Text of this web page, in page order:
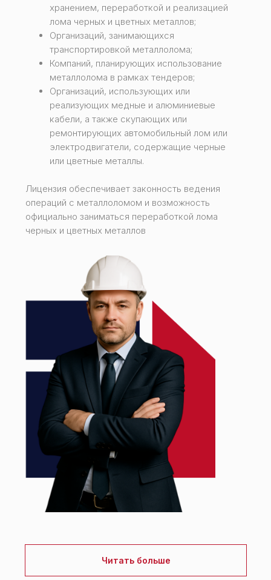
Читать больше
хранением, переработкой и реализацией
лома черных и цветных металлов;
Организаций, занимающихся
транспортировкой металлолома;
Компаний, планирующих использование
металлолома в рамках тендеров;
Организаций, использующих или
реализующих медные и алюминиевые
кабели, а также скупающих или
ремонтирующих автомобильный лом или
электродвигатели, содержащие черные
или цветные металлы.
Лицензия обеспечивает законность ведения
операций с металлоломом и возможность
официально заниматься переработкой лома
черных и цветных металлов